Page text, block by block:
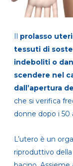
prolasso
tessuti di
indeboliti o
scendere nel
dall’apertura
che si verifica
donne dopo i 50
L’utero è un
riproduttivo della